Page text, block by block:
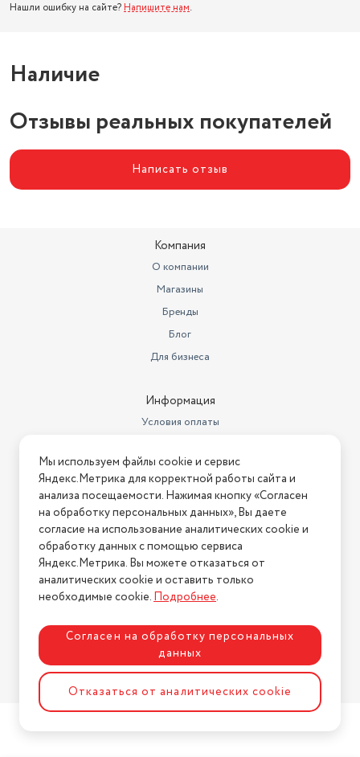
Нашли ошибку на сайте? Напишите нам.
Наличие
Отзывы реальных покупателей
Написать отзыв
Компания
О компании
Магазины
Бренды
Блог
Для бизнеса
Информация
Условия оплаты
Условия возврата
Нашли ошибку на сайте? Напишите нам
2026 © Интернет-магазин "АстМаркет". У нас есть всё!
Политика конфиденциальности
Разработка сайтаASTDESIGN
Мы используем файлы cookie и сервис
Яндекс.Метрика для корректной работы сайта и
анализа посещаемости. Нажимая кнопку «Согласен
на обработку персональных данных», Вы даете
согласие на использование аналитических cookie и
обработку данных с помощью сервиса
Яндекс.Метрика. Вы можете отказаться от
аналитических cookie и оставить только
необходимые cookie.Подробнее.
Согласен на обработку персональных
данных
Отказаться от аналитических cookie